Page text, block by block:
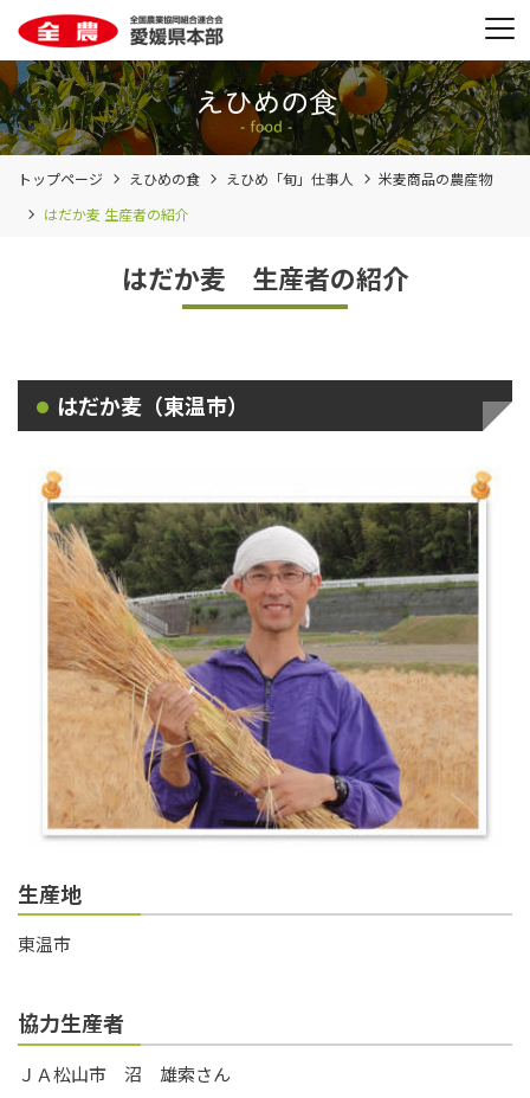
トップページ えひめの食 えひめ「旬」仕事人
米麦商品の農産物
はだか麦 生産者の紹介
はだか麦 生産者の紹介
はだか麦（東温市）
生産地
東温市
協力生産者
ＪＡ松山市 沼 雄索さん